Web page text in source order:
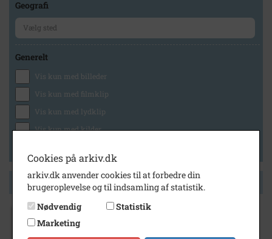
Geografi
Generelt
Vis kun med billeder
Vis kun med filmklip
Vis kun med lydklip
Vis kun med kilder
Side 1 af 1
Cookies på arkiv.dk
arkiv.dk anvender cookies til at forbedre din
brugeroplevelse og til indsamling af statistik.
Nødvendig
Statistik
Marketing